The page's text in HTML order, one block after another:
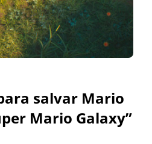
salvar Mario
Mario Galaxy”